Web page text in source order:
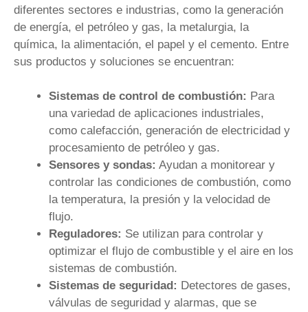
diferentes sectores e industrias, como la generación
de energía, el petróleo y gas, la metalurgia, la
química, la alimentación, el papel y el cemento. Entre
sus productos y soluciones se encuentran:
Sistemas de control de combustión: Para
una variedad de aplicaciones industriales,
como calefacción, generación de electricidad y
procesamiento de petróleo y gas.
Sensores y sondas: Ayudan a monitorear y
controlar las condiciones de combustión, como
la temperatura, la presión y la velocidad de
flujo.
Reguladores: Se utilizan para controlar y
optimizar el flujo de combustible y el aire en los
sistemas de combustión.
Sistemas de seguridad: Detectores de gases,
válvulas de seguridad y alarmas, que se